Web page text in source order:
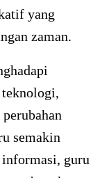
yang
zaman.
teknologi,
semakin
informasi, guru